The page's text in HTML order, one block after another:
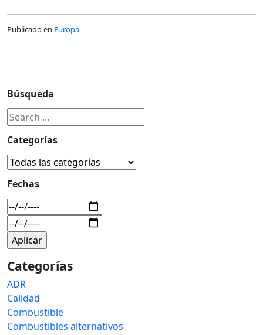
Publicado en Europa
Búsqueda
Categorías
Fechas
Categorías
ADR
Calidad
Combustible
Combustibles alternativos